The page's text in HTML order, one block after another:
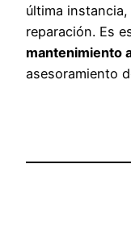
última
reparación. Es
mantenimiento
asesoramiento